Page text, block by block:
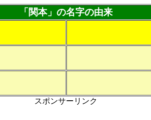
「関本」の名字の由来
スポンサーリンク